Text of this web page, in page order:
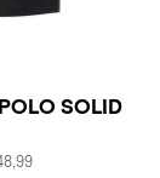
SOLID